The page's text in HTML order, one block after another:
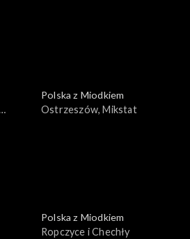
Polska z Miodkiem
Ostrzeszów, Mikstat
Polska z Miodkiem
Ropczyce i Chechły